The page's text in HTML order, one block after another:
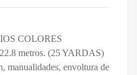
COLORES
metros. (25 YARDAS)
manualidades, envoltura de
, AZUL MARINO
,Fucsia,VINO
De